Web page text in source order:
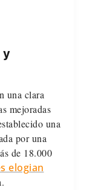
y
una clara
mejoradas
una
por una
de 18.000
elogian